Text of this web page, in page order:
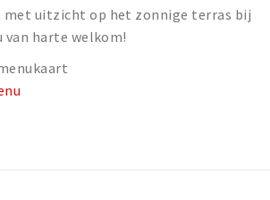
met uitzicht op het zonnige terras bij
van harte welkom!